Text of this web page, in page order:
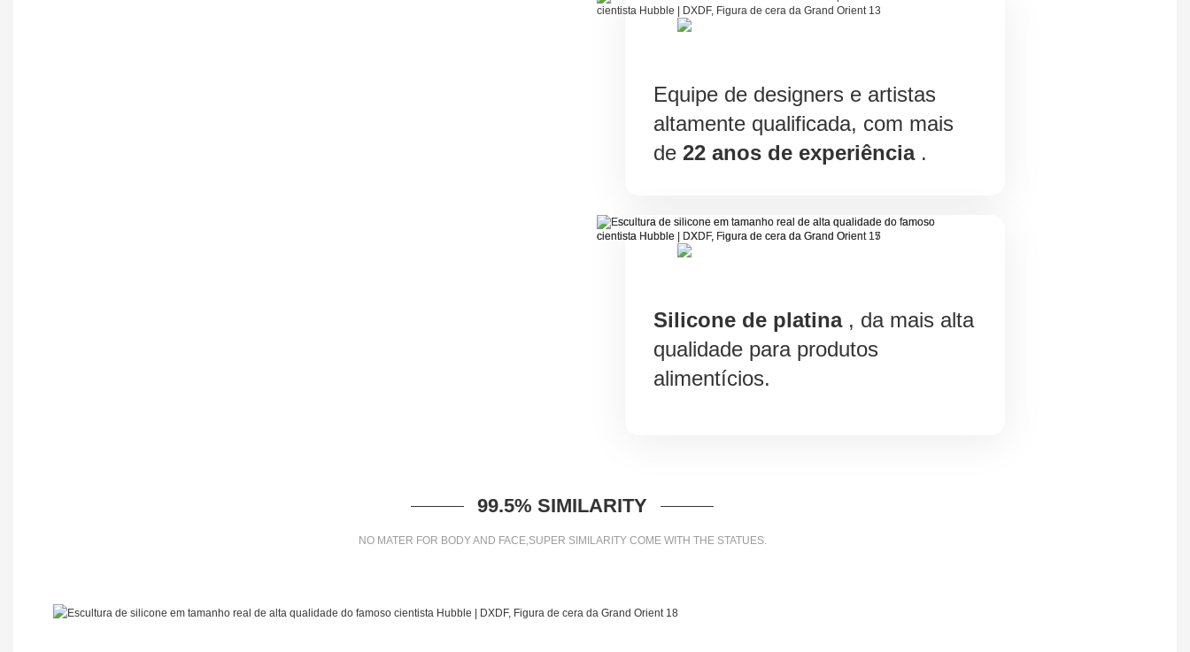
Equipe de designers e artistas
altamente qualificada, com mais
de 22 anos de experiência.
Silicone de platina, da mais alta
qualidade para produtos
alimentícios.
99.5% SIMILARITY
NO MATER FOR BODY AND FACE,SUPER SIMILARITY COME WITH THE STATUES.